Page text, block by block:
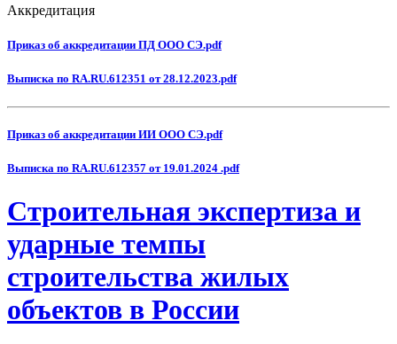
Аккредитация
Приказ об аккредитации ПД ООО СЭ.pdf
Выписка по RA.RU.612351 от 28.12.2023.pdf
Приказ об аккредитации ИИ ООО СЭ.pdf
Выписка по RA.RU.612357 от 19.01.2024 .pdf
Строительная экспертиза и
ударные темпы
строительства жилых
объектов в России